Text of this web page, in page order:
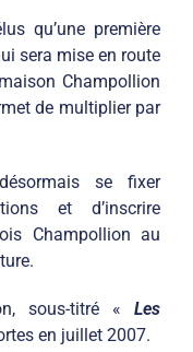
qu’une première
sera mise en route
Champollion
de multiplier par
se fixer
et d’inscrire
Champollion au
sous-titré « Les
en juillet 2007.